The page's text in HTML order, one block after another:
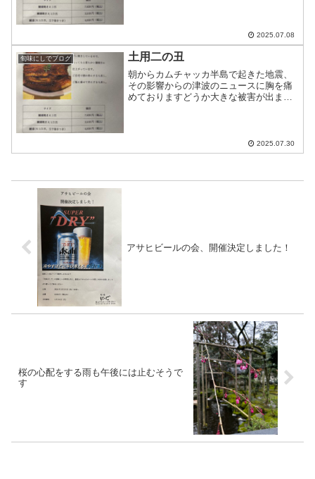
2025.07.08
旬味にしでブログ 土用二の丑
朝からカムチャッカ半島で起きた地震、
その影響からの津波のニュースに胸を痛
めておりますどうか大きな被害が出ませ
2025.07.30
アサヒビールの会、開催決定しました！
桜の心配をする雨も午後には止むそうで
す